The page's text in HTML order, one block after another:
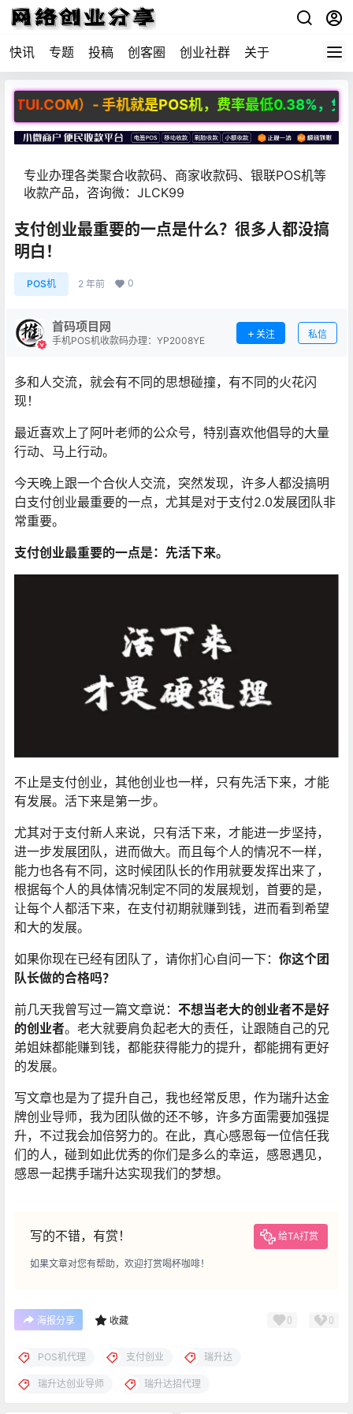
快讯 专题 投稿 创客圈 创业社群 关于
）- 手机就是POS机，费率最低0.38%，免费
专业办理各类聚合收款码、商家收款码、银联POS机等
收款产品，咨询微：JLCK99
支付创业最重要的一点是什么？很多人都没搞
明白！
POS机 2 年前 0
首码项目网
手机POS机收款码办理：YP2008YE
关注 私信
多和人交流，就会有不同的思想碰撞，有不同的火花闪
现！
最近喜欢上了阿叶老师的公众号，特别喜欢他倡导的大量
行动、马上行动。
今天晚上跟一个合伙人交流，突然发现，许多人都没搞明
白支付创业最重要的一点，尤其是对于支付2.0发展团队非
常重要。
支付创业最重要的一点是：先活下来。
不止是支付创业，其他创业也一样，只有先活下来，才能
有发展。活下来是第一步。
尤其对于支付新人来说，只有活下来，才能进一步坚持，
进一步发展团队，进而做大。而且每个人的情况不一样，
能力也各有不同，这时候团队长的作用就要发挥出来了，
根据每个人的具体情况制定不同的发展规划，首要的是，
让每个人都活下来，在支付初期就赚到钱，进而看到希望
和大的发展。
如果你现在已经有团队了，请你扪心自问一下： 你这个团
队长做的合格吗？
前几天我曾写过一篇文章说： 不想当老大的创业者不是好
的创业者。老大就要肩负起老大的责任，让跟随自己的兄
弟姐妹都能赚到钱，都能获得能力的提升，都能拥有更好
的发展。
写文章也是为了提升自己，我也经常反思，作为瑞升达金
牌创业导师，我为团队做的还不够，许多方面需要加强提
升，不过我会加倍努力的。在此，真心感恩每一位信任我
们的人，碰到如此优秀的你们是多么的幸运，感恩遇见，
感恩一起携手瑞升达实现我们的梦想。
写的不错，有赏！ 给TA打赏
如果文章对您有帮助，欢迎打赏喝杯咖啡！
海报分享 收藏 0 0
POS机代理 支付创业 瑞升达
瑞升达创业导师 瑞升达招代理